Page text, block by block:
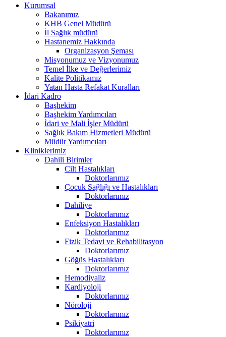
Kurumsal
Bakanımız
KHB Genel Müdürü
İl Sağlık müdürü
Hastanemiz Hakkında
Organizasyon Şeması
Misyonumuz ve Vizyonumuz
Temel İlke ve Değerlerimiz
Kalite Politikamız
Yatan Hasta Refakat Kuralları
İdari Kadro
Başhekim
Başhekim Yardımcıları
İdari ve Mali İşler Müdürü
Sağlık Bakım Hizmetleri Müdürü
Müdür Yardımcıları
Kliniklerimiz
Dahili Birimler
Cilt Hastalıkları
Doktorlarımız
Çocuk Sağlığı ve Hastalıkları
Doktorlarımız
Dahiliye
Doktorlarımız
Enfeksiyon Hastalıkları
Doktorlarımız
Fizik Tedavi ve Rehabilitasyon
Doktorlarımız
Göğüs Hastalıkları
Doktorlarımız
Hemodiyaliz
Kardiyoloji
Doktorlarımız
Nöroloji
Doktorlarımız
Psikiyatri
Doktorlarımız